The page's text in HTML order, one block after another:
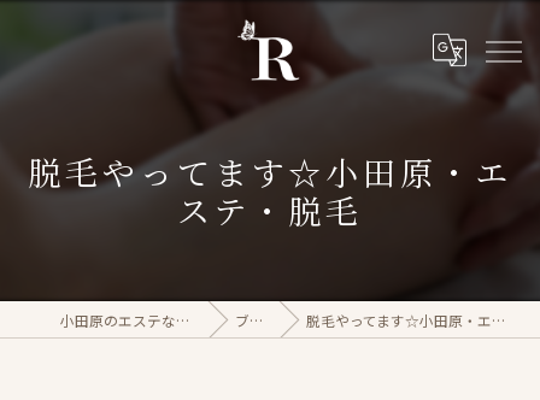
脱毛やってます☆小田原・エ
ステ・脱毛
小田原のエステならrasera ブログ 脱毛やってます☆小田原・エステ・脱毛